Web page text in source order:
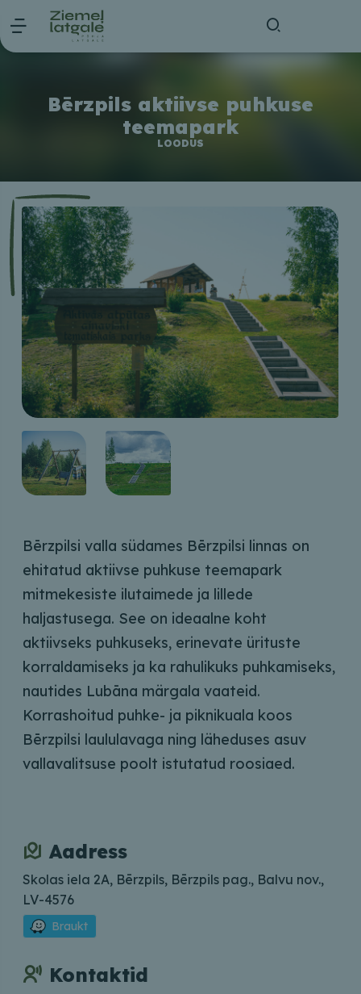
Bērzpils aktiivse puhkuse
teemapark
LOODUS
Bērzpilsi valla südames Bērzpilsi linnas on
ehitatud aktiivse puhkuse teemapark
mitmekesiste ilutaimede ja lillede
haljastusega. See on ideaalne koht
aktiivseks puhkuseks, erinevate ürituste
korraldamiseks ja ka rahulikuks puhkamiseks,
nautides Lubāna märgala vaateid.
Korrashoitud puhke- ja piknikuala koos
Bērzpilsi laululavaga ning läheduses asuv
vallavalitsuse poolt istutatud roosiaed.
Aadress
Skolas iela 2A, Bērzpils, Bērzpils pag., Balvu nov.,
LV-4576
Braukt
Kontaktid